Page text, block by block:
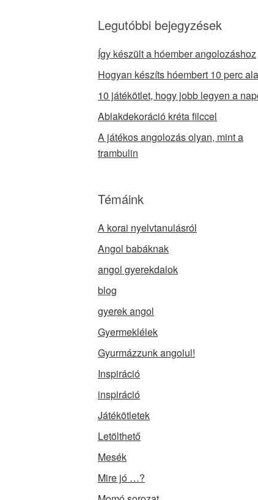
Legutóbbi bejegyzések
Így készült a hóember angolozáshoz
Hogyan készíts hóembert 10 perc
10 játékötlet, hogy jobb legyen a
Ablakdekoráció kréta filccel
A játékos angolozás olyan, mint a
trambulin
Témáink
A korai nyelvtanulásról
Angol babáknak
angol gyerekdalok
blog
gyerek angol
Gyermeklélek
Gyurmázzunk angolul!
Inspiráció
inspiráció
Játékötletek
Letölthető
Mesék
Mire jó …?